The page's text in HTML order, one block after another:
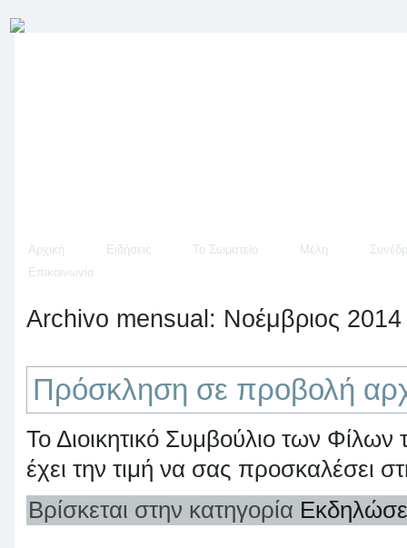
Αρχική Ειδήσεις Το Σωματείο Μέλη
Επικοινωνία
Archivo mensual: Νοέμβριος 2014
Πρόσκληση σε προβολή
Το Διοικητικό Συμβούλιο των
έχει την τιμή να σας προσκαλέσει
Βρίσκεται στην κατηγορία